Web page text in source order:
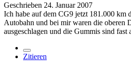
Geschrieben 24. Januar 2007
Ich habe auf dem CG9 jetzt 181.000 km
Autobahn und bei mir waren die oberen
ausgeschlagen und die Gummis sind fast
Zitieren